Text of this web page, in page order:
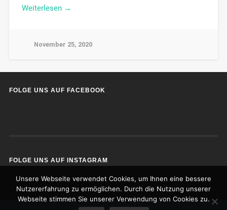
Weiterlesen →
November 25, 2020
FOLGE UNS AUF FACEBOOK
FOLGE UNS AUF INSTAGRAM
Unsere Webseite verwendet Cookies, um Ihnen eine bessere
Nutzererfahrung zu ermöglichen. Durch die Nutzung unserer
Webseite stimmen Sie unserer Verwendung von Cookies zu.